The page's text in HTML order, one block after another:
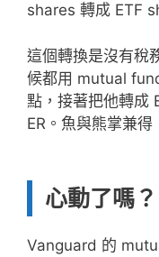
shares 轉成 ETF
這個轉換是沒有稅
候都用 mutual
點，接著把他轉成
ER。魚與熊掌兼得
心動了嗎？
Vanguard 的